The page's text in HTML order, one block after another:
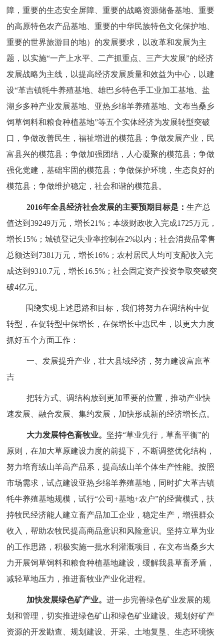
障，重要的生态安全屏障、重要的战略资源储备基地、重要
的高原特色农产品基地、重要的中华民族特色文化保护地、
重要的世界旅游目的地）的发展要求， 以改革和发展为主
题，以实施“一产上水平、二产抓重点、三产大发展”的经济
发展战略为主线， 以提高经济发展质量和效益为中心， 以建
设“革吉镇牦牛养殖基地、雄巴乡特色手工业加工基地、盐
湖乡多种产业发展基地、亚热乡绵羊养殖基地、文布当桑乡
饲草饲料和粮食种植基地”等五个实体经济为发展转型突破
口，争做改善民生，福祉增进的模范县；争做发展产业，民
富县兴的模范县；争做加强团结，人心凝聚的模范县；争做
强化党建，基础牢固的模范县；争做保护环境，生态良好的
模范县；争做维护稳定，社会和谐的模范县。
2016年全县经济社会发展的主要预期目标是：生产总
值达到39249万元，增长21%；本级财政收入完成1725万元，
增长15%；城镇登记失业率控制在2%以内；社会消费品零售
总额达到7381万元，增长16%；农村居民人均可支配收入完
成达到9310.7元，增长16.5%；社会固定资产投资争取突破突
破4亿元。
围绕实现上述思路和目标，我们将努力在调结构中促
转型，在促转型中保增长，在保增长中惠民生，以更大力度
抓好五个方面工作：
一、发展提升产业，壮大县域经济，努力建设富庶革
吉
把转方式、调结构放到更加重要的位置，推动产业快
速发展、融合发展、集约发展，加快形成新的经济增长点。
大力发展特色畜牧业。 坚持“草业先行，草畜平衡”的
原则，在加大草原建设力度的前提下，不断调整优化结构，
努力培育绒山羊高产品系，提高绒山羊个体生产性能。按照
市场需求，试点建设亚热乡绵羊养殖基地，同时扩大革吉镇
牦牛养殖基地规模，试行“公司+基地+农户”的经营模式，扶
持牧民经济能人建立畜产品加工企业，稳定生产，增强群众
收入，帮助农牧民提高商品意识和风险意识。坚持立草为业
的工作思路，积极实施一批水利灌溉项目，在文布当桑乡大
力开展饲草饲料和粮食种植基地建设，缓解我县草畜矛盾，
减轻草地压力，推进畜牧业产业化进程。
加快发展绿色矿产业。进一步完善绿色矿业发展的规
划和管理，切实推进绿色矿山和绿色矿业建设。规划好矿产
资源的开发勘查、规划建设、开采、土地复垦、生态环境恢